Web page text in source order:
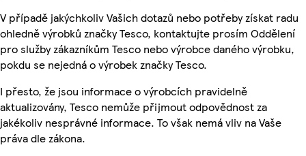
V případě jakýchkoliv Vašich dotazů nebo potřeby získat radu
ohledně výrobků značky Tesco, kontaktujte prosím Oddělení
pro služby zákazníkům Tesco nebo výrobce daného výrobku,
pokdu se nejedná o výrobek značky Tesco.
I přesto, že jsou informace o výrobcích pravidelně
aktualizovány, Tesco nemůže přijmout odpovědnost za
jakékoliv nesprávné informace. To však nemá vliv na Vaše
práva dle zákona.